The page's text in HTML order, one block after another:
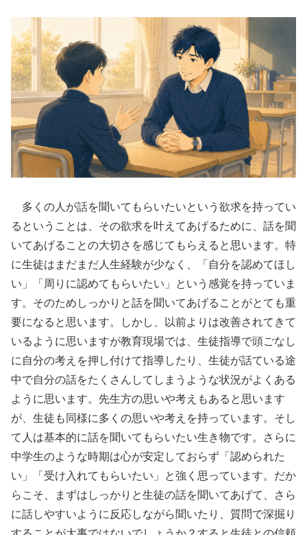
多くの人が話を聞いてもらいたいという欲求を持ってい
るということは、その欲求を叶えてあげるために、話を聞
いてあげることの大切さを感じてもらえると思います。特
に生徒はまだまだ人生経験が少なく、「自分を認めてほし
い」「周りに認めてもらいたい」という感覚を持っていま
す。そのためしっかりと話を聞いてあげることがとても重
要になると思います。しかし、以前よりは改善されてきて
いるように思いますが教育現場では、生徒指導で頭ごなし
に自分の考えを押し付けて指導したり、生徒が話ている途
中で自分の話をたくさんしてしまうような状況がよくある
ように思います。先生方の思いや考えもあると思います
が、生徒も同様に多くの思いや考えを持っています。そし
て人は基本的に話を聞いてもらいたい生き物です。さらに
中学生のような時期は心が安定しておらず「認められた
い」「受け入れてもらいたい」と強く思っています。だか
らこそ、まずはしっかりと生徒の話を聞いてあげて、さら
に話しやすいように反応しながら聞いたり、質問で深掘り